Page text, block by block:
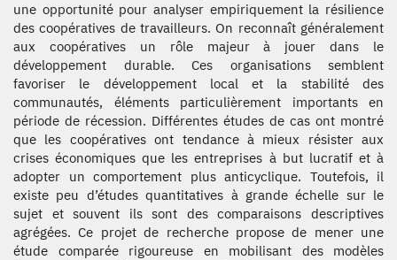
une opportunité pour analyser empiriquement la résilience
des coopératives de travailleurs. On reconnaît généralement
aux coopératives un rôle majeur à jouer dans le
développement durable. Ces organisations semblent
favoriser le développement local et la stabilité des
communautés, éléments particulièrement importants en
période de récession. Différentes études de cas ont montré
que les coopératives ont tendance à mieux résister aux
crises économiques que les entreprises à but lucratif et à
adopter un comportement plus anticyclique. Toutefois, il
existe peu d’études quantitatives à grande échelle sur le
sujet et souvent ils sont des comparaisons descriptives
agrégées. Ce projet de recherche propose de mener une
étude comparée rigoureuse en mobilisant des modèles